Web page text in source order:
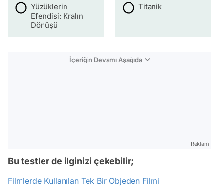
Yüzüklerin
Efendisi: Kralın
Dönüşü
Titanik
İçeriğin Devamı Aşağıda
Reklam
Bu testler de ilginizi çekebilir;
Filmlerde Kullanılan Tek Bir Objeden Filmi